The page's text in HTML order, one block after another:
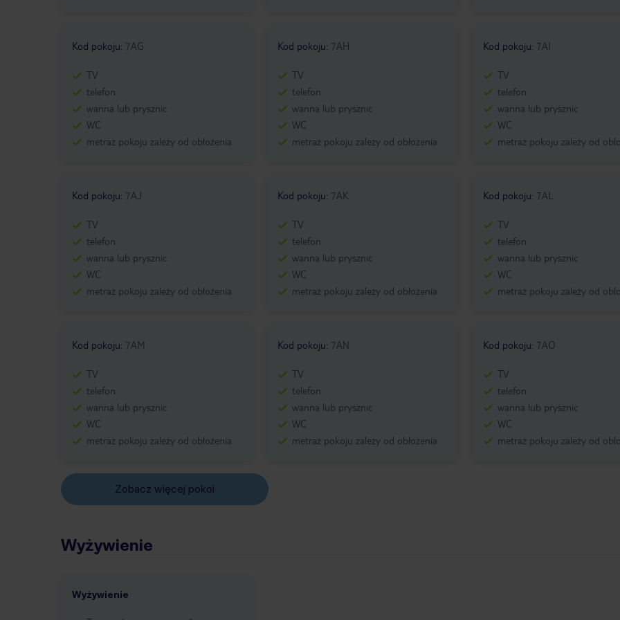
Kod pokoju: 7AG
TV
telefon
wanna lub prysznic
WC
metraż pokoju zależy od obłożenia
Kod pokoju: 7AH
TV
telefon
wanna lub prysznic
WC
metraż pokoju zależy od obłożenia
Kod pokoju: 7AI
TV
telefon
wanna lub prysznic
WC
metraż pokoju zależy od
Kod pokoju: 7AJ
TV
telefon
wanna lub prysznic
WC
metraż pokoju zależy od obłożenia
Kod pokoju: 7AK
TV
telefon
wanna lub prysznic
WC
metraż pokoju zależy od obłożenia
Kod pokoju: 7AL
TV
telefon
wanna lub prysznic
WC
metraż pokoju zależy od
Kod pokoju: 7AM
TV
telefon
wanna lub prysznic
WC
metraż pokoju zależy od obłożenia
Kod pokoju: 7AN
TV
telefon
wanna lub prysznic
WC
metraż pokoju zależy od obłożenia
Kod pokoju: 7AO
TV
telefon
wanna lub prysznic
WC
metraż pokoju zależy od
Zobacz więcej pokoi
Wyżywienie
Wyżywienie